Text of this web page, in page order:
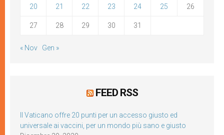
20 21 22 23 24 25 26
27 28 29 30 31
« Nov Gen »
FEED RSS
Il Vaticano offre 20 punti per un accesso giusto ed
universale ai vaccini, per un mondo più sano e giusto